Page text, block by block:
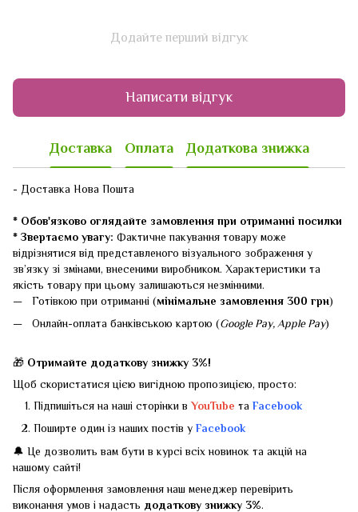
Додайте перший відгук
Написати відгук
Доставка Оплата Додаткова знижка
- Доставка Нова Пошта
* Обов'язково оглядайте замовлення при отриманні посилки
* Звертаємо увагу: Фактичне пакування товару може
відрізнятися від представленого візуального зображення у
зв’язку зі змінами, внесеними виробником. Характеристики та
якість товару при цьому залишаються незмінними.
Готівкою при отриманні (мінімальне замовлення 300 грн)
Онлайн-оплата банківською картою (Google Pay, Apple Pay)
🎁 Отримайте додаткову знижку 3%!
Щоб скористатися цією вигідною пропозицією, просто:
Підпишіться на наші сторінки вYouTube та Facebook
Поширте один із наших постів у Facebook
🔔 Це дозволить вам бути в курсі всіх новинок та акцій на
нашому сайті!
Після оформлення замовлення наш менеджер перевірить
виконання умов і надасть додаткову знижку 3%.